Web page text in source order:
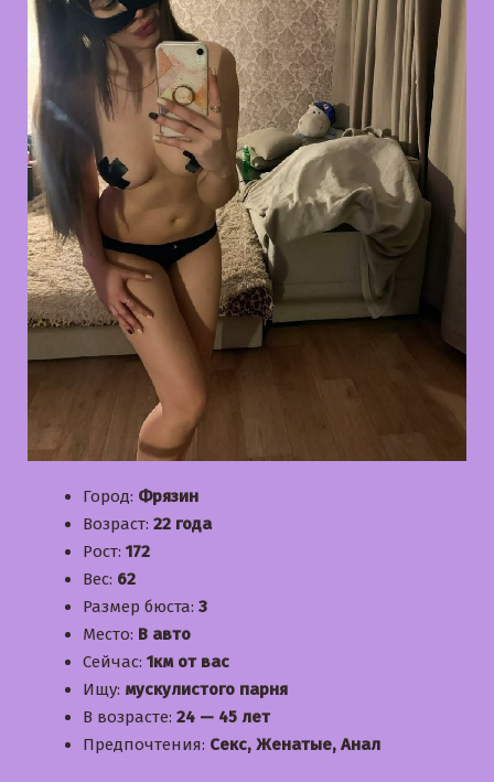
Город: Фрязин
Возраст: 22 года
Рост: 172
Вес: 62
Размер бюста: 3
Место: В авто
Сейчас: 1км от вас
Ищу: мускулистого парня
В возрасте: 24 — 45 лет
Предпочтения: Секс, Женатые, Анал